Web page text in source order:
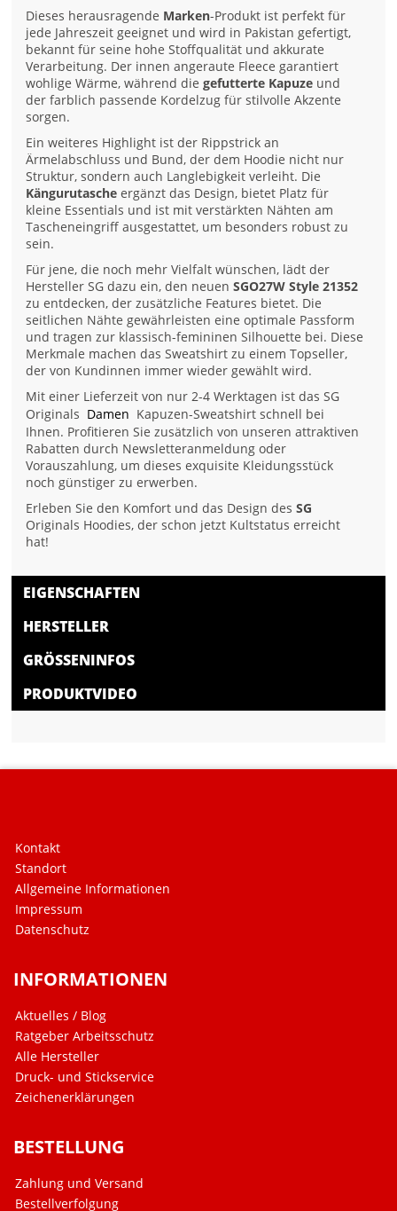
Dieses herausragende Marken-Produkt ist perfekt für
jede Jahreszeit geeignet und wird in Pakistan gefertigt,
bekannt für seine hohe Stoffqualität und akkurate
Verarbeitung. Der innen angeraute Fleece garantiert
wohlige Wärme, während diegefutterte Kapuze und
der farblich passende Kordelzug für stilvolle Akzente
sorgen.
Ein weiteres Highlight ist der Rippstrick an
Ärmelabschluss und Bund, der dem Hoodie nicht nur
Struktur, sondern auch Langlebigkeit verleiht. Die
Kängurutasche ergänzt das Design, bietet Platz für
kleine Essentials und ist mit verstärkten Nähten am
Tascheneingriff ausgestattet, um besonders robust zu
sein.
Für jene, die noch mehr Vielfalt wünschen, lädt der
Hersteller SG dazu ein, den neuenSGO27W Style 21352
zu entdecken, der zusätzliche Features bietet. Die
seitlichen Nähte gewährleisten eine optimale Passform
und tragen zur klassisch-femininen Silhouette bei. Diese
Merkmale machen das Sweatshirt zu einem Topseller,
der von Kundinnen immer wieder gewählt wird.
Mit einer Lieferzeit von nur 2-4 Werktagen ist das SG
Originals Damen Kapuzen-Sweatshirt schnell bei
Ihnen. Profitieren Sie zusätzlich von unseren attraktiven
Rabatten durch Newsletteranmeldung oder
Vorauszahlung, um dieses exquisite Kleidungsstück
noch günstiger zu erwerben.
Erleben Sie den Komfort und das Design desSG
Originals Hoodies, der schon jetzt Kultstatus erreicht
hat!
EIGENSCHAFTEN
HERSTELLER
GRÖSSENINFOS
PRODUKTVIDEO
Kontakt
Standort
Allgemeine Informationen
Impressum
Datenschutz
INFORMATIONEN
Aktuelles / Blog
Ratgeber Arbeitsschutz
Alle Hersteller
Druck- und Stickservice
Zeichenerklärungen
BESTELLUNG
Zahlung und Versand
Bestellverfolgung